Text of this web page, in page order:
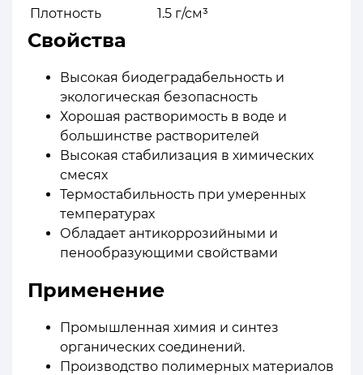
Плотность 1.5 г/см³
Свойства
Высокая биодеградабельность и
экологическая безопасность
Хорошая растворимость в воде и
большинстве растворителей
Высокая стабилизация в химических
смесях
Термостабильность при умеренных
температурах
Обладает антикоррозийными и
пенообразующими свойствами
Применение
Промышленная химия и синтез
органических соединений.
Производство полимерных материалов